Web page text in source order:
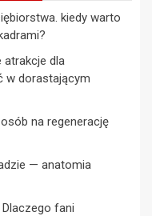
kiedy warto
atrakcje dla
w dorastającym
na regenerację
— anatomia
fani